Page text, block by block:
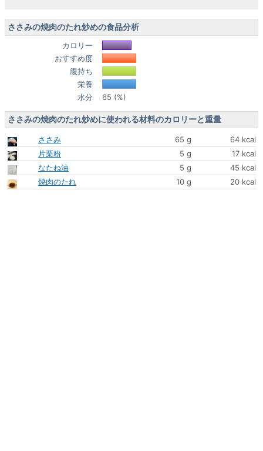
ささみの焼肉のたれ炒めの食品分析
カロリー
おすすめ度
腹持ち
栄養
水分
65 (%)
ささみの焼肉のたれ炒めに使われる材料のカロリーと重量
ささみ 65 g
64 kcal
片栗粉
5 g
17 kcal
なたね油
5 g
45 kcal
焼肉のたれ
10 g 20 kcal